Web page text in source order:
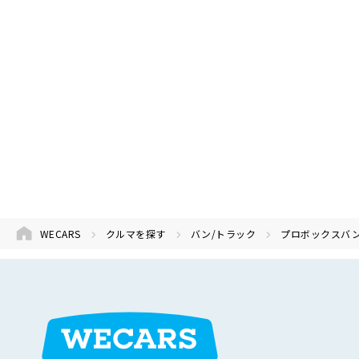
WECARS クルマを探す バン/トラック プロボックスバ